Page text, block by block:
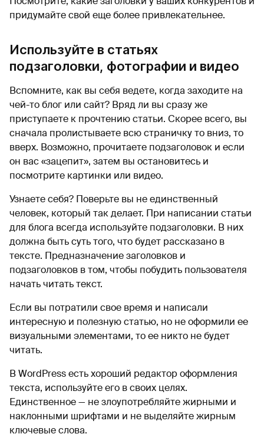
придумайте свой еще более привлекательнее.
Используйте в статьях
подзаголовки, фотографии и видео
Вспомните, как вы себя ведете, когда заходите на
чей-то блог или сайт? Вряд ли вы сразу же
приступаете к прочтению статьи. Скорее всего, вы
сначала пролистываете всю страничку то вниз, то
вверх. Возможно, прочитаете подзаголовок и если
он вас «зацепит», затем вы остановитесь и
посмотрите картинки или видео.
Узнаете себя? Поверьте вы не единственный
человек, который так делает. При написании статьи
для блога всегда используйте подзаголовки. В них
должна быть суть того, что будет рассказано в
тексте. Предназначение заголовков и
подзаголовков в том, чтобы побудить пользователя
начать читать текст.
Если вы потратили свое время и написали
интересную и полезную статью, но не оформили ее
визуальными элементами, то ее никто не будет
читать.
В WordPress есть хороший редактор оформления
текста, используйте его в своих целях.
Единственное — не злоупотребляйте жирными и
наклонными шрифтами и не выделяйте жирным
ключевые слова.